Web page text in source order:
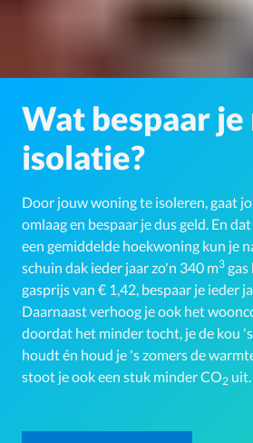
Wat bespaar
isolatie?
Door jouw woning te isoleren, gaat
omlaag en bespaar je dus geld. En
een gemiddelde hoekwoning kun je
schuin dak ieder jaar zo'n 340 m3 gas
gasprijs van € 1,42, bespaar je ieder
Daarnaast verhoog je ook het
doordat het minder tocht, je de kou
houdt én houd je 's zomers de
stoot je ook een stuk minder CO2